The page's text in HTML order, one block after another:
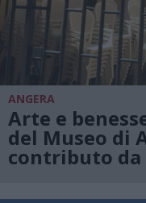
ANGERA
Arte e
del Museo di
contributo da